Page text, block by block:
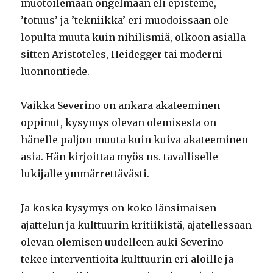
muotoilemaan ongelmaan eli episteme,
’totuus’ ja ’tekniikka’ eri muodoissaan ole
lopulta muuta kuin nihilismiä, olkoon asialla
sitten Aristoteles, Heidegger tai moderni
luonnontiede.
Vaikka Severino on ankara akateeminen
oppinut, kysymys olevan olemisesta on
hänelle paljon muuta kuin kuiva akateeminen
asia. Hän kirjoittaa myös ns. tavalliselle
lukijalle ymmärrettävästi.
Ja koska kysymys on koko länsimaisen
ajattelun ja kulttuurin kritiikistä, ajatellessaan
olevan olemisen uudelleen auki Severino
tekee interventioita kulttuurin eri aloille ja